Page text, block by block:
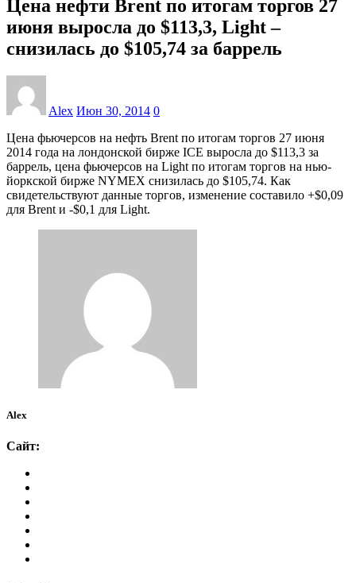
Цена нефти Brent по итогам торгов 27
июня выросла до $113,3, Light –
снизилась до $105,74 за баррель
Alex Июн 30, 2014 0
Цена фьючерсов на нефть Brent по итогам торгов 27 июня
2014 года на лондонской бирже IСE выросла до $113,3 за
баррель, цена фьючерсов на Light по итогам торгов на нью-
йоркской бирже NYMEХ снизилась до $105,74. Как
свидетельствуют данные торгов, изменение составило +$0,09
для Brent и -$0,1 для Light.
Alex
Сайт: